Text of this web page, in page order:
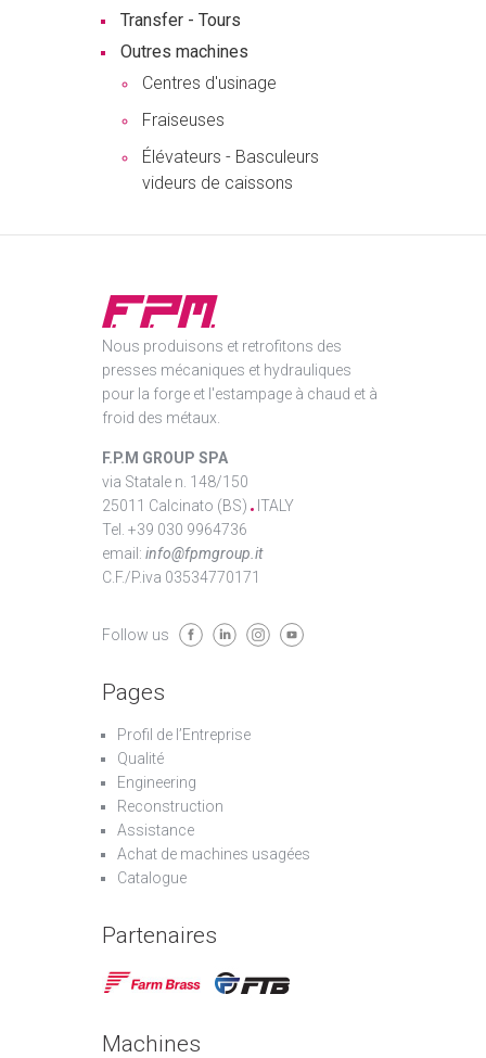
Transfer - Tours
Outres machines
Centres d'usinage
Fraiseuses
Élévateurs - Basculeurs
videurs de caissons
Nous produisons et retrofitons des
presses mécaniques et hydrauliques
pour la forge et l'estampage à chaud et à
froid des métaux.
F.P.M GROUP SPA
via Statale n. 148/150
25011 Calcinato (BS)
ITALY
Tel. +39 030 9964736
email: info@fpmgroup.it
C.F./P.iva 03534770171
Follow us
Pages
Profil de l’Entreprise
Qualité
Engineering
Reconstruction
Assistance
Achat de machines usagées
Catalogue
Partenaires
Machines